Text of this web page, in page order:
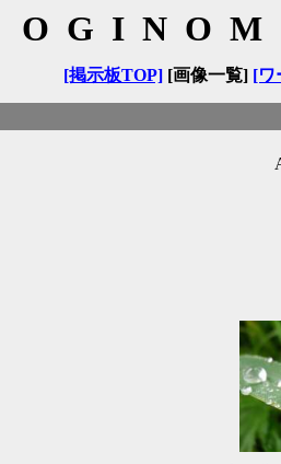
[掲示板TOP][画像一覧] [ワ